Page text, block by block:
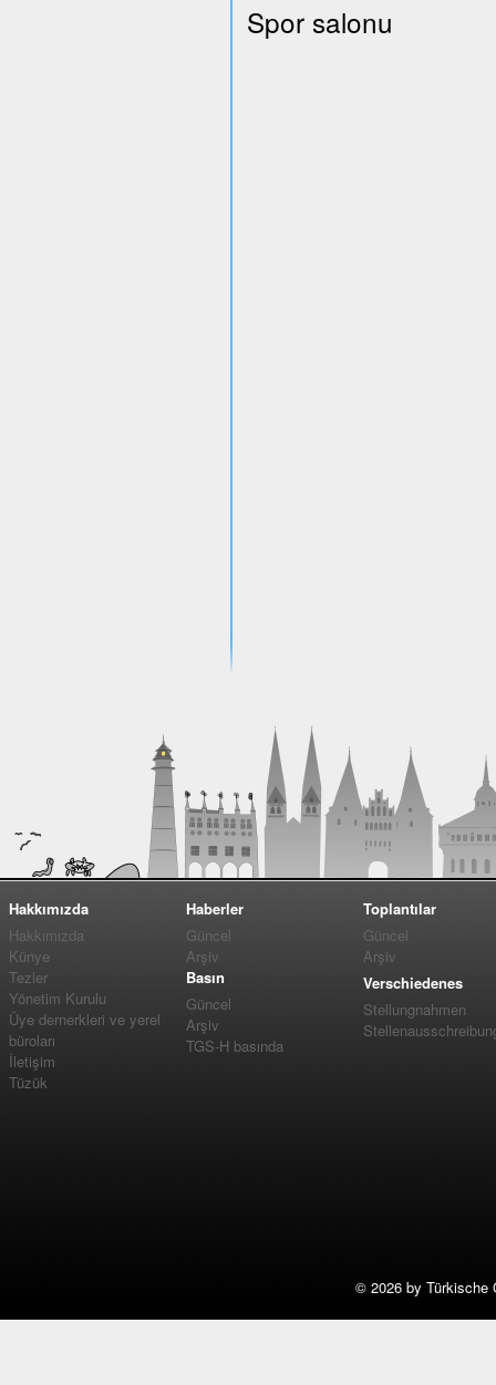
Spor salonu
Hakkımızda
Hakkımızda
Künye
Tezler
Yönetim Kurulu
Üye dernerkleri ve yerel
büroları
İletişim
Tüzük
Haberler
Güncel
Arşiv
Basın
Güncel
Arşiv
TGS-H basında
Toplantılar
Güncel
Arşiv
Verschiedenes
Stellungnahmen
© 2026 by Türkische